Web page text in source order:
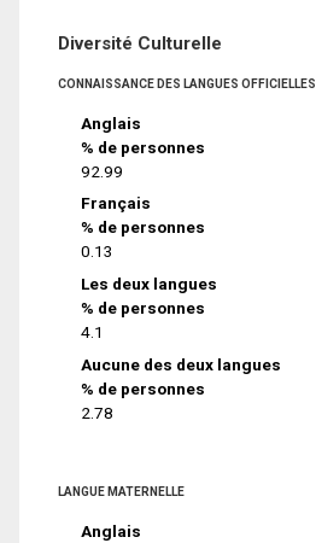
Diversité Culturelle
CONNAISSANCE DES LANGUES OFFICIELLES
Anglais
% de personnes
92.99
Français
% de personnes
0.13
Les deux langues
% de personnes
4.1
Aucune des deux langues
% de personnes
2.78
LANGUE MATERNELLE
Anglais